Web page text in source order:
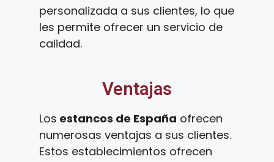
personalizada a sus clientes, lo que
les permite ofrecer un servicio de
calidad.
Ventajas
Los estancos de España ofrecen
numerosas ventajas a sus clientes.
Estos establecimientos ofrecen